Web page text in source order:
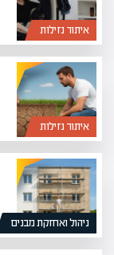
איתור נזילות
איתור נזילות
ניהול ואחזקת מבנים